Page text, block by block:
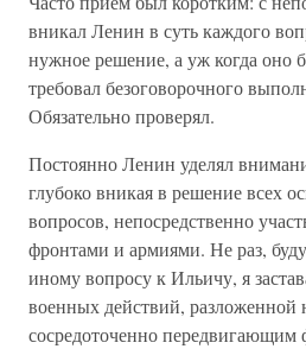
вникал Ленин в суть каждого
нужное решение, а уж когда оно
требовал безоговорочного
Обязательно проверял.
Постоянно Ленин уделял
глубоко вникая в решение всех
вопросов, непосредственно
фронтами и армиями. Не раз,
иному вопросу к Ильичу, я
военных действий, разложенной
сосредоточенно передвигающим